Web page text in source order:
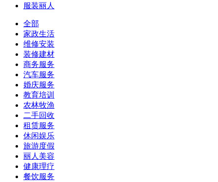
服装丽人
全部
家政生活
维修安装
装修建材
商务服务
汽车服务
婚庆服务
教育培训
农林牧渔
二手回收
租赁服务
休闲娱乐
旅游度假
丽人美容
健康理疗
餐饮服务